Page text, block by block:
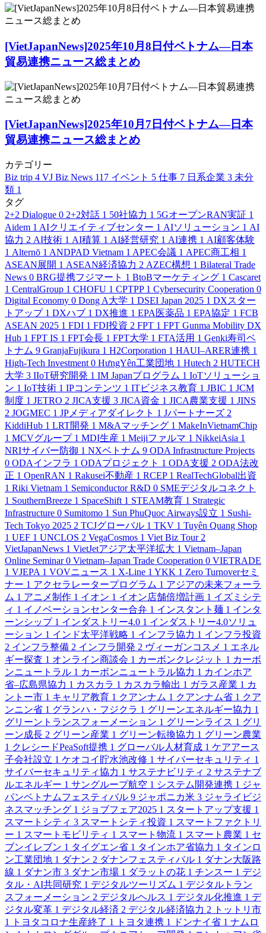
[VietJapanNews]2025年10月8日付ベトナム―日本
貿易連携ニュース総まとめ
[VietJapanNews]2025年10月7日付ベトナム―日本
貿易連携ニュース総まとめ
カテゴリー
Biz trip 4 VJ Biz News 117 イベント 5 仕事 7 日系企業 3 未分
類 1
タグ
2+2 Dialogue 0 2+2対話 1 50社協力 1 5GオープンRAN実証 1
Aidem 1 AIクリエイティブセンター 1 AIソリューション 1 AI
協力 2 AI技術 1 AI積算 1 AI経営研究 1 AI連携 1 AI顧客体験
1 Alternō 1 ANDPAD Vietnam 1 APEC会議 1 APEC商工相 1
ASEAN展開 1 ASEAN経済協力 2 AZEC構想 1 Bilateral Trade
News 0 BRG提携フジマート 1 BtoBマーケティング 1 Cascaret
1 CentralGroup 1 CHOFU 1 CPTPP 1 Cybersecurity Cooperation 0
Digital Economy 0 Dong A大学 1 DSEI Japan 2025 1 DXスター
トアップ 1 DXハブ 1 DX推進 1 EPA医薬品 1 EPA協定 1 FCB
ASEAN 2025 1 FDI 1 FDI投資 2 FPT 1 FPT Gunma Mobility DX
Hub 1 FPT IS 1 FPT会長 1 FPT大学 1 FTA活用 1 Genki寿司ベ
トナム 9 GranjaFujikura 1 H2Corporation 1 HAUI–ARER連携 1
High-Tech Investment 0 HưngYên工業団地 1 Hutech 2 HUTECH
大学 3 IIoT研究開発 1 IM Japanプログラム 1 IoTソリューショ
ン 1 IoT技術 1 IPコンテンツ 1 ITビジネス教育 1 JBIC 1 JCM
制度 1 JETRO 2 JICA支援 3 JICA資金 1 JICA農業支援 1 JINS
2 JOGMEC 1 JPメディアダイレクト 1 Jパートナーズ 2
KiddiHub 1 LRT開発 1 M&Aマッチング 1 MakeInVietnamChip
1 MCVグループ 1 MDI生産 1 Meijiファルマ 1 NikkeiAsia 1
NRIサイバー防御 1 NXベトナム 9 ODA Infrastructure Projects
0 ODAインフラ 1 ODAプロジェクト 1 ODA支援 2 ODA法改
正 1 OpenRAN 1 Rakusei不動産 1 RCEP 1 RealTechGlobal出資
1 Riki Vietnam 1 Semiconductor R&D 0 SMEデジタルコネクト
1 SouthernBreeze 1 SpaceShift 1 STEAM教育 1 Strategic
Infrastructure 0 Sumitomo 1 Sun PhuQuoc Airways設立 1 Sushi-
Tech Tokyo 2025 2 TCJグローバル 1 TKV 1 Tuyên Quang Shop
1 UEF 1 UNCLOS 2 VegaCosmos 1 Viet Biz Tour 2
VietJapanNews 1 VietJetアジア太平洋拡大 1 Vietnam–Japan
Online Seminar 0 Vietnam–Japan Trade Cooperation 0 VIETRADE
1 VJEPA 1 VOVニュース 1 X-Line 1 YKK 1 Zero Turnoverセミ
ナー 1 アクセラレータープログラム 1 アジアの未来フォーラ
ム 1 アニメ制作 1 イオン 1 イオン店舗倍増計画 1 イズミシテ
ィ 1 イノベーションセンター合弁 1 インスタント麺 1 インタ
ーンシップ 1 インダストリー4.0 1 インダストリー4.0ソリュ
ーション 1 インド太平洋戦略 1 インフラ協力 1 インフラ投資
2 インフラ整備 2 インフラ開発 2 ヴィーガンコスメ 1 エネル
ギー探査 1 オンライン商談会 1 カーボンクレジット 1 カーボ
ンニュートラル 1 カーボンニュートラル協力 1 カインホア
省–広島県協力 1 カスカラ 1 カスカラ輸出 1 ガラス産業 1 カ
ントー市 1 キャリア教育 1 クアンナム 1 クアンナム省 1 クア
ンニン省 1 グランハ・フジクラ 1 グリーンエネルギー協力 1
グリーントランスフォーメーション 1 グリーンライス 1 グリ
ーン成長 2 グリーン産業 1 グリーン転換協力 1 グリーン農業
1 クレシードPeaSoft提携 1 グローバル人材育成 1 ケアアース
子会社設立 1 ケオコイ貯水池改修 1 サイバーセキュリティ 1
サイバーセキュリティ協力 1 サステナビリティ 2 サステナブ
ルエネルギー 1 サングループ航空 1 システム開発連携 1 ジャ
パンベトナムフェスティバル 9 ジャポニカ米 3 ジャライビジ
ネスマッチング 1 ジョブフェア2025 1 スタートアップ支援 1
スマートシティ 3 スマートシティ投資 1 スマートファクトリ
ー 1 スマートモビリティ 1 スマート物流 1 スマート農業 1 セ
ブンイレブン 1 タイグエン省 1 タインホア省協力 1 タインロ
ン工業団地 1 ダナン 2 ダナンフェスティバル 1 ダナン大阪路
線 1 ダナン市 3 ダナン市場 1 ダラットの花 1 チンスー 1 デジ
タル・AI共同研究 1 デジタルツーリズム 1 デジタルトラン
スフォーメーション 2 デジタルヘルス 1 デジタル化推進 1 デ
ジタル変革 1 デジタル経済 2 デジタル経済協力 2
トットリ市
1
トヨタコロナ生産終了 1 トヨタ連携 1 ドンナイ省 1 ナムロ